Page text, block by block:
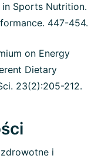
in Sports Nutrition.
447-454.
on Energy
Dietary
23(2):205-212.
i